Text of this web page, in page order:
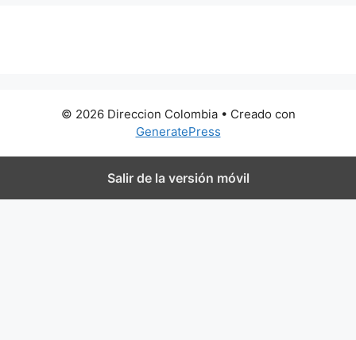
© 2026 Direccion Colombia• Creado con
GeneratePress
Salir de la versión móvil